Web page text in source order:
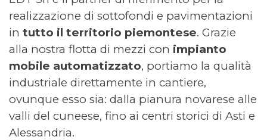
realizzazione di sottofondi e pavimentazioni
in tutto il territorio piemontese. Grazie
alla nostra flotta di mezzi con impianto
mobile automatizzato, portiamo la qualità
industriale direttamente in cantiere,
ovunque esso sia: dalla pianura novarese alle
valli del cuneese, fino ai centri storici di Asti e
Alessandria.